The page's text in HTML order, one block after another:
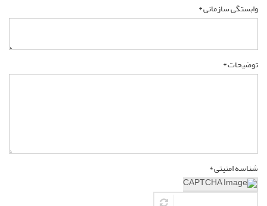
وابستگی سازمانی *
توضیحات *
شناسه امنیتی *